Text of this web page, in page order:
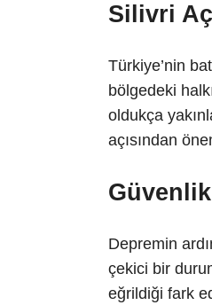
Silivri
Türkiye’nin
bölgedeki
oldukça
açısından
Depremin
çekici bir
eğrildiği fark